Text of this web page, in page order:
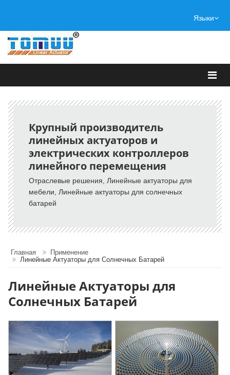
Языки
Крупный производитель
линейных актуаторов и
электрических контроллеров
линейного перемещения
Отраслевые решения, Линейные актуаторы для
мебели, Линейные актуаторы для солнечных
батарей
Главная
Применение
Линейные Актуаторы для Солнечных Батарей
Линейные Актуаторы для
Солнечных Батарей